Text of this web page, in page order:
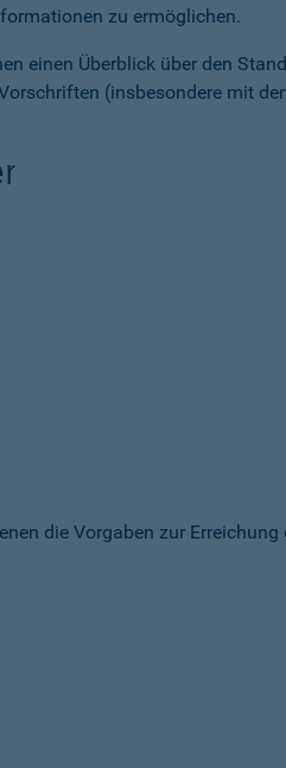
zu ermöglichen.
einen Überblick über den
(insbesondere mit
die Vorgaben zur